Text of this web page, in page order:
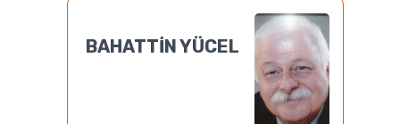
BAHATTİN YÜCEL